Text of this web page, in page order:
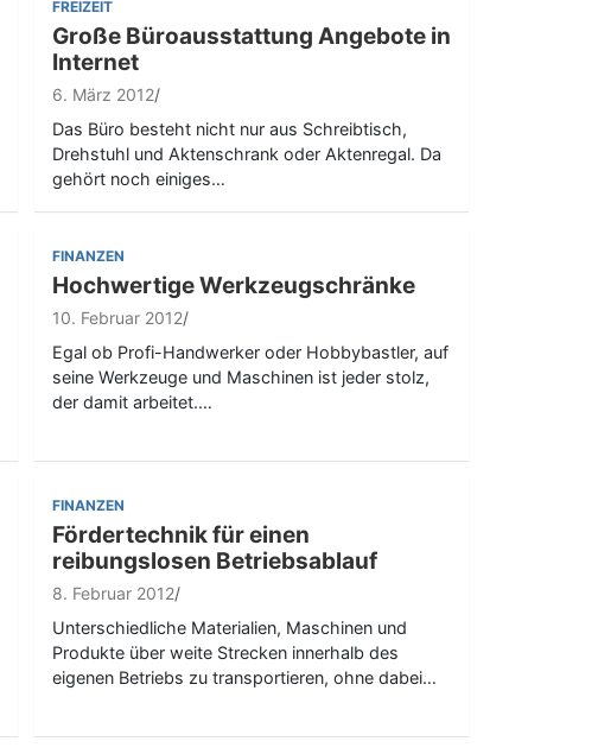
FREIZEIT
Große Büroausstattung Angebote in
Internet
6. März 2012
Das Büro besteht nicht nur aus Schreibtisch,
Drehstuhl und Aktenschrank oder Aktenregal. Da
gehört noch einiges…
FINANZEN
Hochwertige Werkzeugschränke
10. Februar 2012
Egal ob Profi-Handwerker oder Hobbybastler, auf
seine Werkzeuge und Maschinen ist jeder stolz,
der damit arbeitet.…
FINANZEN
Fördertechnik für einen
reibungslosen Betriebsablauf
8. Februar 2012
Unterschiedliche Materialien, Maschinen und
Produkte über weite Strecken innerhalb des
eigenen Betriebs zu transportieren, ohne dabei…